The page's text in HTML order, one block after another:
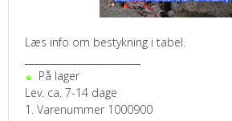
HØJBEDE I JERN
Læs info om bestykning i tabel.
På lager
Lev. ca. 7-14 dage
1. Varenummer 1000900